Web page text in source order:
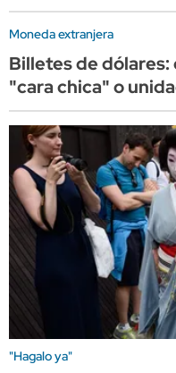
Moneda extranjera
Billetes de
"cara chica" o
"Hagalo ya"